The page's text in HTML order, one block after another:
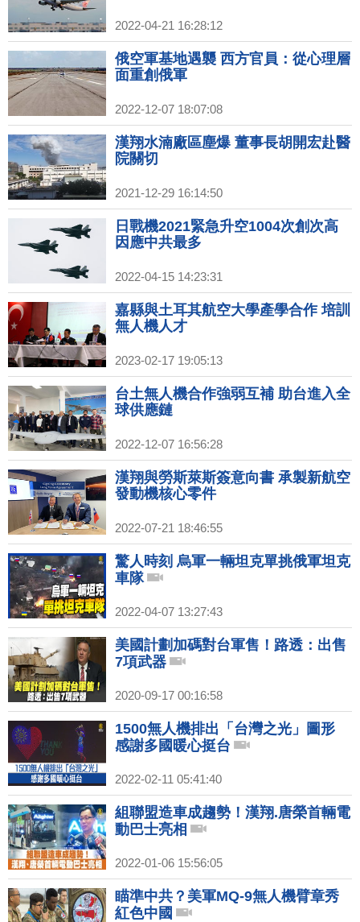
2022-04-21 16:28:12
俄空軍基地遇襲 西方官員：從心理層
面重創俄軍
2022-12-07 18:07:08
漢翔水湳廠區塵爆 董事長胡開宏赴醫
院關切
2021-12-29 16:14:50
日戰機2021緊急升空1004次創次高
因應中共最多
2022-04-15 14:23:31
嘉縣與土耳其航空大學產學合作 培訓
無人機人才
2023-02-17 19:05:13
台土無人機合作強弱互補 助台進入全
球供應鏈
2022-12-07 16:56:28
漢翔與勞斯萊斯簽意向書 承製新航空
發動機核心零件
2022-07-21 18:46:55
驚人時刻 烏軍一輛坦克單挑俄軍坦克
車隊
2022-04-07 13:27:43
美國計劃加碼對台軍售！路透：出售
7項武器
2020-09-17 00:16:58
1500無人機排出「台灣之光」圖形
感謝多國暖心挺台
2022-02-11 05:41:40
組聯盟造車成趨勢！漢翔.唐榮首輛電
動巴士亮相
2022-01-06 15:56:05
瞄準中共？美軍MQ-9無人機臂章秀
紅色中國